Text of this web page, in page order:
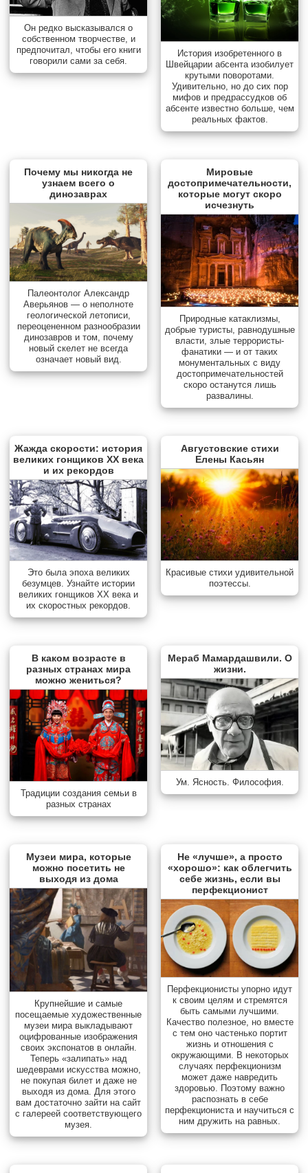
Он редко высказывался о
собственном творчестве, и
предпочитал, чтобы его книги
говорили сами за себя.
История изобретенного в
Швейцарии абсента изобилует
крутыми поворотами.
Удивительно, но до сих пор
мифов и предрассудков об
абсенте известно больше, чем
реальных фактов.
Почему мы никогда не
узнаем всего о
динозаврах
Палеонтолог Александр
Аверьянов — о неполноте
геологической летописи,
переоцененном разнообразии
динозавров и том, почему
новый скелет не всегда
означает новый вид.
Мировые
достопримечательности,
которые могут скоро
исчезнуть
Природные катаклизмы,
добрые туристы, равнодушные
власти, злые террористы-
фанатики — и от таких
монументальных с виду
достопримечательностей
скоро останутся лишь
развалины.
Жажда скорости: история
великих гонщиков XX века
и их рекордов
Это была эпоха великих
безумцев. Узнайте истории
великих гонщиков XX века и
их скоростных рекордов.
Августовские стихи
Елены Касьян
Красивые стихи удивительной
поэтессы.
В каком возрасте в
разных странах мира
можно жениться?
Традиции создания семьи в
разных странах
Мераб Мамардашвили. О
жизни.
Ум. Ясность. Философия.
Музеи мира, которые
можно посетить не
выходя из дома
Крупнейшие и самые
посещаемые художественные
музеи мира выкладывают
оцифрованные изображения
своих экспонатов в онлайн.
Теперь «залипать» над
шедеврами искусства можно,
не покупая билет и даже не
выходя из дома. Для этого
вам достаточно зайти на сайт
с галереей соответствующего
музея.
Не «лучше», а просто
«хорошо»: как облегчить
себе жизнь, если вы
перфекционист
Перфекционисты упорно идут
к своим целям и стремятся
быть самыми лучшими.
Качество полезное, но вместе
с тем оно частенько портит
жизнь и отношения с
окружающими. В некоторых
случаях перфекционизм
может даже навредить
здоровью. Поэтому важно
распознать в себе
перфекциониста и научиться с
ним дружить на равных.